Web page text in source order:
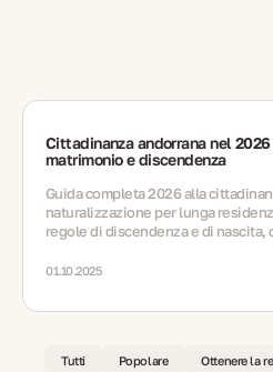
Cittadinanza andorrana nel
matrimonio e discendenza
Guida completa 2026 alla
naturalizzazione per lunga
regole di discendenza e di
01.10.2025
Tutti Popolare Ottenere la